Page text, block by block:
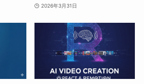
2026年3月31日